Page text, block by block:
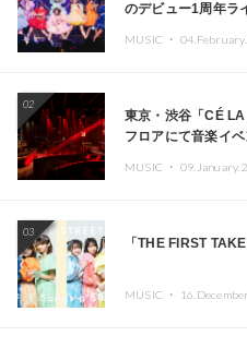
のデビュー1周年ラ
MUSIC ・
02
東京・渋谷「CÉ
フロアにて音楽イ
Kza（FORCE OF
MUSIC ・
03
「THE FIRST
MUSIC ・